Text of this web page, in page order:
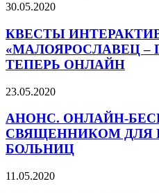
30.05.2020
КВЕСТЫ
«МАЛОЯРОСЛАВЕЦ –
ТЕПЕРЬ ОНЛАЙН
23.05.2020
АНОНС. ОНЛАЙН-
СВЯЩЕННИКОМ ДЛЯ
БОЛЬНИЦ
11.05.2020